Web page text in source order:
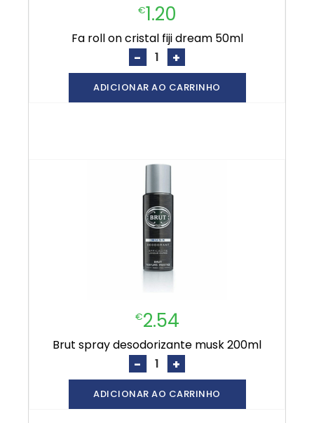
€1.20
fa roll on cristal fiji dream 50ml
- +
ADICIONAR AO CARRINHO
€2.54
brut spray desodorizante musk 200ml
- +
ADICIONAR AO CARRINHO